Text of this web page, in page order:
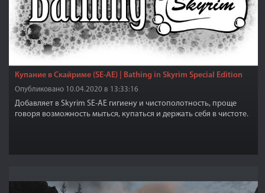
Купание в Скайриме (SE-АЕ) | Bathing in Skyrim Special Edition
Опубликовано 10.04.2020 в 13:33:16
Добавляет в Skyrim SE-АЕ гигиену и чистополотность, проще
говоря возможность мыться, купаться и держать себя в чистоте.